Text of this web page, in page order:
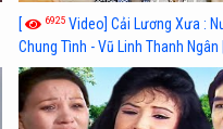
[ 6925 Video] Cải Lương Xưa :
Chung Tình - Vũ Linh Thanh Ngân
lương xã hội hay nhất